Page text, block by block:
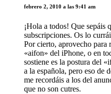
febrero 2, 2010 a las 9:41 am
¡Hola a todos! Que sepáis
subscripciones. Os lo
Por cierto, aprovecho
«aifon» del iPhone, o en
sostiene es la postura del
a la española, pero eso
me recordáis a los del
que no son cutres.